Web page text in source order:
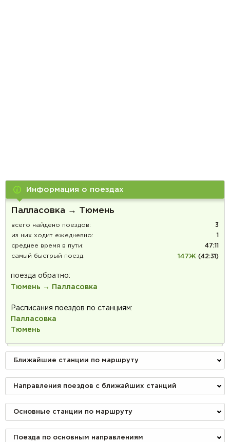
Информация о поездах
Палласовка → Тюмень
всего найдено поездов:
3
из них ходит ежедневно:
1
среднее время в пути:
47:11
самый быстрый поезд:
147Ж (42:31)
поезда обратно:
Тюмень → Палласовка
Расписания поездов по станциям:
Палласовка
Тюмень
Ближайшие станции по маршруту
Направления поездов с ближайших станций
Основные станции по маршруту
Поезда по основным направлениям